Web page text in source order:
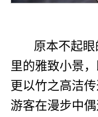
原本不起
里的雅致小景
更以竹之高洁
游客在漫步中